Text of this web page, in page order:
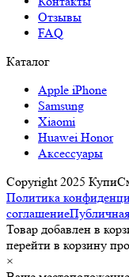
Отзывы
FAQ
Каталог
Apple iPhone
Samsung
Xiaomi
Huawei Honor
Аксессуары
Copyright 2025
Политика
соглашение
Товар добавлен в
перейти в корзину
×